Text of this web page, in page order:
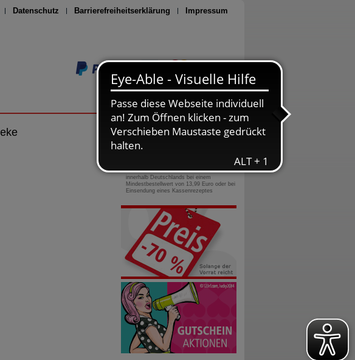
Datenschutz Barrierefreiheitserklärung Impressum
Seite drucken
0800-10 11 422
gebührenfreie Rufnummer
innerhalb Deutschlands bei einem
Mindestbestellwert von 13,99 Euro oder bei
Einsendung eines Kassenrezeptes